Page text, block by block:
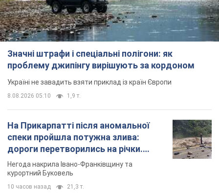
Значні штрафи і спеціальні полігони: як
проблему джипінгу вирішують за кордоном
Україні не завадить взяти приклад із країн Європи
8.08.2026 05:10 1,9 т.
На Прикарпатті після аномальної
спеки пройшла потужна злива:
дороги перетворились на річки.
Відео
Негода накрила Івано-Франківщину та
курортний Буковель
10 часов назад 21,3 т.